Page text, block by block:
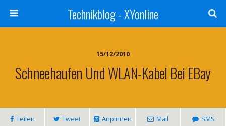
Technikblog - XYonline
15/12/2010
Schneehaufen Und WLAN-Kabel Bei EBay
Teilen Tweet Anpinnen Mail SMS